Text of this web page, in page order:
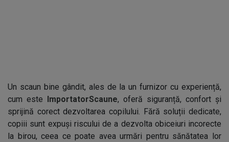
Un scaun bine gândit, ales de la un furnizor cu experiență,
cum este ImportatorScaune, oferă siguranță, confort și
sprijină corect dezvoltarea copilului. Fără soluții dedicate,
copiii sunt expuși riscului de a dezvolta obiceiuri incorecte
la birou, ceea ce poate avea urmări pentru sănătatea lor